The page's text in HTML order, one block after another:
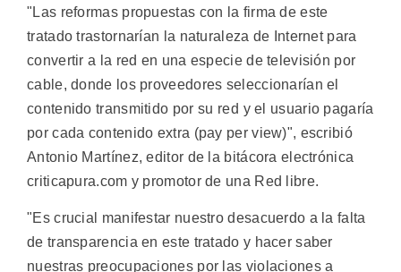
"Las reformas propuestas con la firma de este
tratado trastornarían la naturaleza de Internet para
convertir a la red en una especie de televisión por
cable, donde los proveedores seleccionarían el
contenido transmitido por su red y el usuario pagaría
por cada contenido extra (pay per view)", escribió
Antonio Martínez, editor de la bitácora electrónica
criticapura.com y promotor de una Red libre.
"Es crucial manifestar nuestro desacuerdo a la falta
de transparencia en este tratado y hacer saber
nuestras preocupaciones por las violaciones a